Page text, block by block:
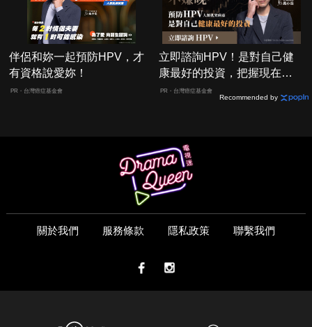
伴侶和妳一起預防HPV，才
有資格說愛妳！
PR・台灣癌症基金會
立即諮詢HPV！是對自己健
康最好的投資，把握現在不
嫌晚！
PR・台灣癌症基金會
Recommended by
關於我們 服務條款 隱私政策 聯繫我們